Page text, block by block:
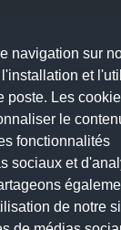
navigation sur
et
poste. Les
le
fonctionnalités
sociaux et
de notre
Chirurgien